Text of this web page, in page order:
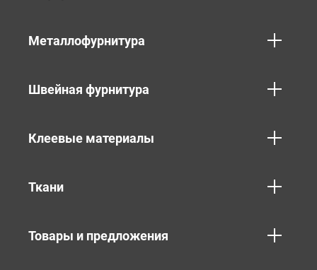
Металлофурнитура
Швейная фурнитура
Клеевые материалы
Ткани
Товары и предложения